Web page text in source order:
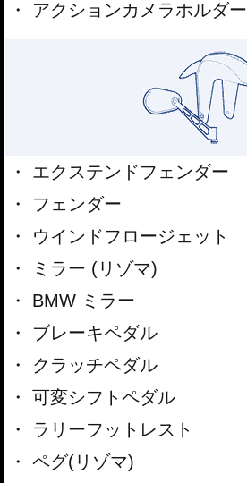
アクションカメラホルダー
エクステンドフェンダー
フェンダー
ウインドフロージェット
ミラー (リゾマ)
BMW ミラー
ブレーキペダル
クラッチペダル
可変シフトペダル
ラリーフットレスト
ペグ(リゾマ)